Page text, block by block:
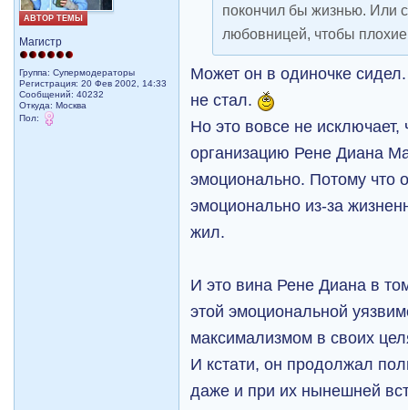
АВТОР ТЕМЫ
Магистр
Группа: Супермодераторы
Регистрация: 20 Фев 2002, 14:33
Сообщений: 40232
Откуда: Москва
Пол:
покончил бы жизнью. Или
любовницей, чтобы
Может он в одиночке
не стал.
Но это вовсе не исключает,
организацию Рене Диана
эмоционально. Потому что
эмоционально из-за
жил.
И это вина Рене Диана в
этой эмоциональной
максимализмом в своих
И кстати, он продолжал
даже и при их нынешней